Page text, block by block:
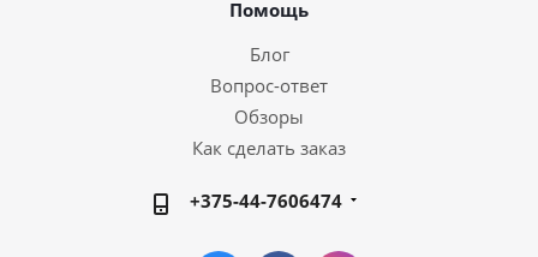
Помощь
Блог
Вопрос-ответ
Обзоры
Как сделать заказ
+375-44-7606474